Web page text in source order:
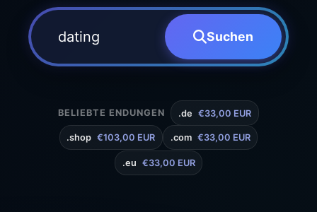
Suchen
BELIEBTE ENDUNGEN .de €33,00 EUR
.shop €103,00 EUR .com €33,00 EUR
.eu €33,00 EUR